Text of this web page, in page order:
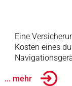
Eine
Kosten eines
... mehr